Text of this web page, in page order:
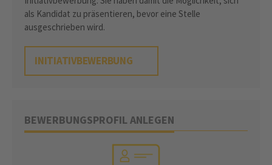
als Kandidat zu präsentieren, bevor eine Stelle
ausgeschrieben wird.
INITIATIVBEWERBUNG
BEWERBUNGSPROFIL ANLEGEN